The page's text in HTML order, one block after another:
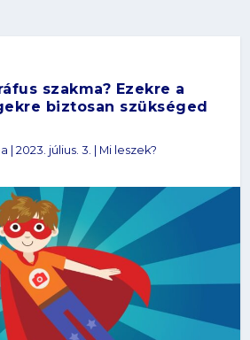
szakma? Ezekre a
biztosan szükséged
|2023. július. 3. Mi leszek?